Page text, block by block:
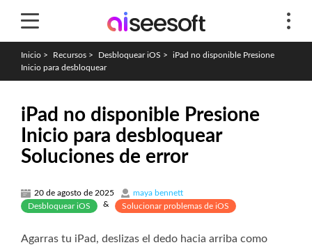
Inicio > Recursos > Desbloquear iOS >
iPad no disponible Presione
Inicio para desbloquear
iPad no disponible Presione
Inicio para desbloquear
Soluciones de error
20 de agosto de 2025
maya bennett
Desbloquear iOS
& Solucionar problemas de iOS
Agarras tu iPad, deslizas el dedo hacia arriba como